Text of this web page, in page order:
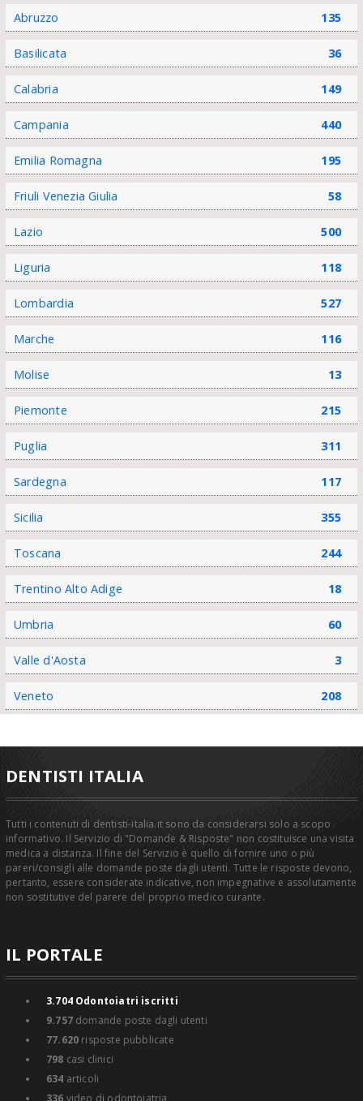
Abruzzo 135
Basilicata 36
Calabria 149
Campania 440
Emilia Romagna 195
Friuli Venezia Giulia 58
Lazio 500
Liguria 118
Lombardia 527
Marche 116
Molise 13
Piemonte 215
Puglia 311
Sardegna 117
Sicilia 355
Toscana 244
Trentino Alto Adige 18
Umbria 60
Valle d'Aosta 3
Veneto 208
DENTISTI ITALIA
Tutti i contenuti di dentisti-italia.it sono da considerarsi solo a scopo
informativo. Il Servizio di "Domande & Risposte" non costituisce una visita
medica a distanza. Il fine del Servizio è quello di fornire uno o più
pareri/consigli alle domande poste dagli utenti. Tutte le risposte devono,
pertanto, essere considerate indicative, non impegnative e assolutamente
non sostitutive del parere del proprio medico curante.
IL PORTALE
3.704Odontoiatri iscritti
9.757domande poste dagli utenti
77.620 risposte pubblicate
798 casi clinici
634 articoli
336 video di odontoiatria